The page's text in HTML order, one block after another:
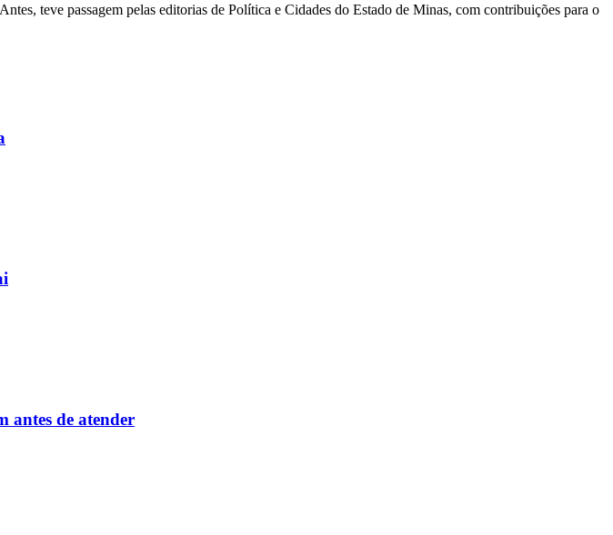
teve passagem pelas editorias de Política e Cidades do Estado de Minas, com contribuições para o
antes de atender